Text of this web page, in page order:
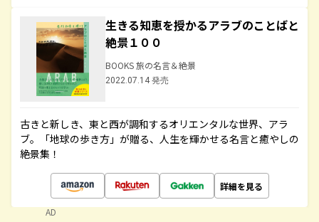
生きる知恵を授かるアラブのことばと
絶景１００
BOOKS 旅の名言＆絶景
2022.07.14 発売
古きと新しき、東と西が調和するオリエンタルな世界、アラ
ブ。「地球の歩き方」が贈る、人生を輝かせる名言と癒やしの
絶景集！
詳細を見る
AD